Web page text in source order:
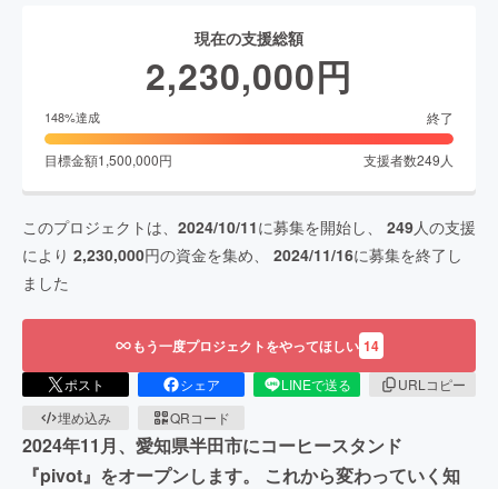
現在の支援総額
2,230,000円
148%達成 終了
目標金額1,500,000円 支援者数249 人
このプロジェクトは、 2024/10/11に募集を開始し、 249人の支援
により 2,230,000円の資金を集め、 2024/11/16に募集を終了し
ました
もう一度プロジェクトをやってほしい 14
ポスト シェア LINEで送る
URLコピー
埋め込み
QRコード
2024年11月、愛知県半田市にコーヒースタンド
『pivot』をオープンします。 これから変わっていく知